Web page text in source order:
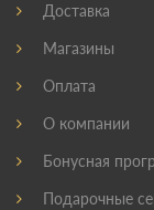
Доставка
Магазины
Оплата
О компании
Бонусная
Подарочные